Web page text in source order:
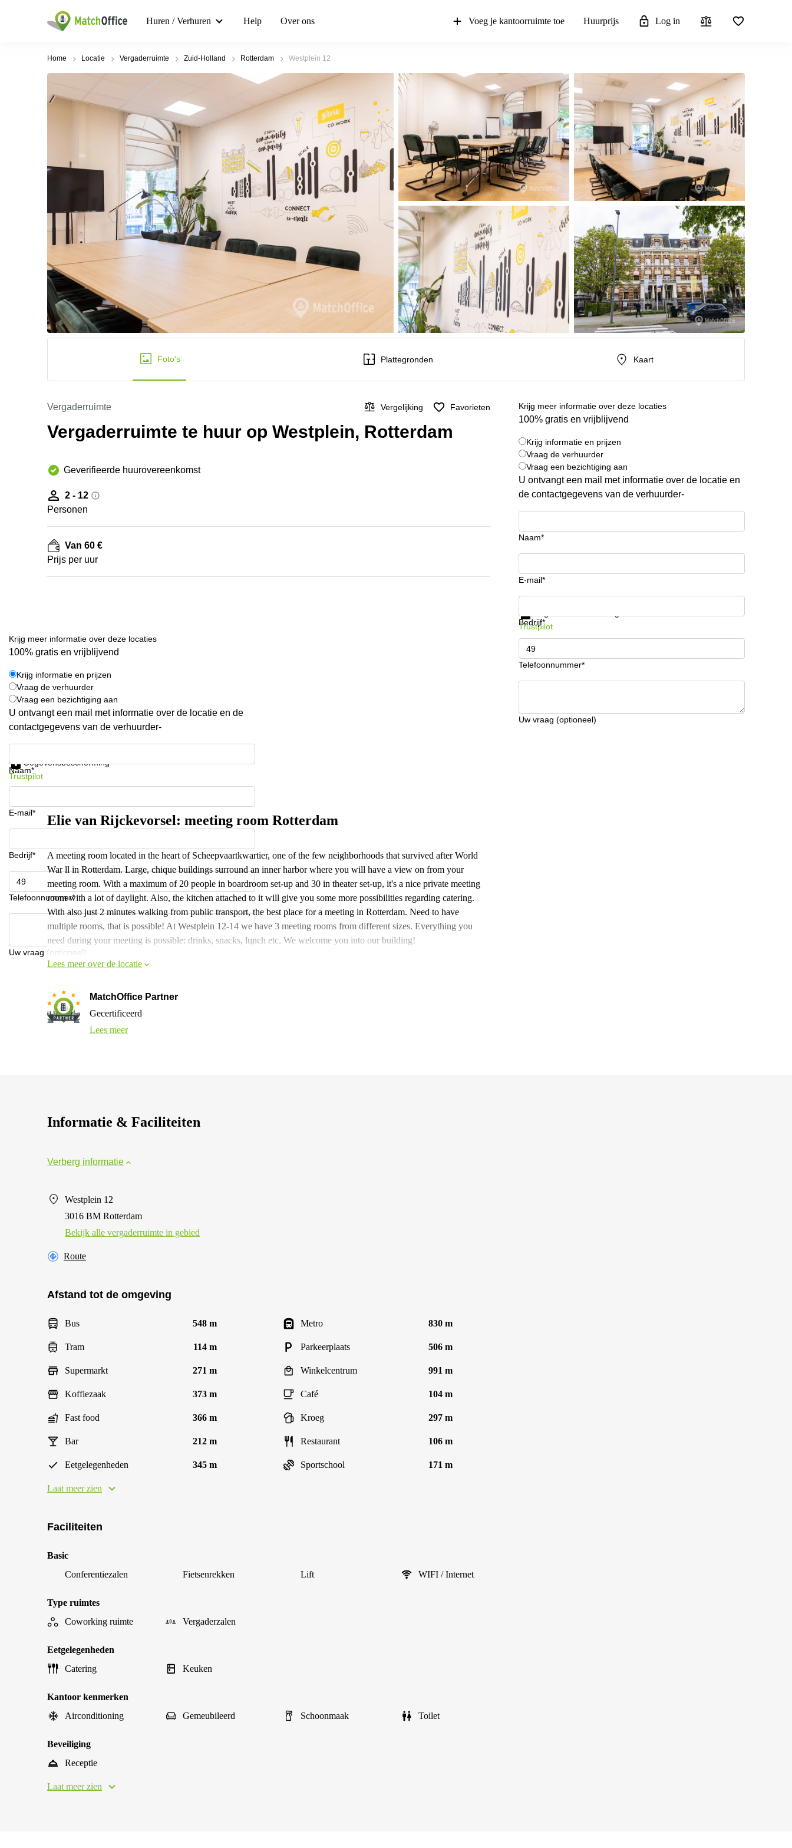
Huren / Verhuren Help Over ons Voeg je kantoorruimte toe Huurprijs Log in
Home Locatie Vergaderruimte Zuid-Holland Rotterdam Westplein 12
Foto's Plattegronden Kaart
Vergaderruimte Vergelijking Favorieten
Vergaderruimte te huur op Westplein, Rotterdam
Geverifieerde huurovereenkomst
2 - 12
Personen
Van 60 €
Prijs per uur
Krijg meer informatie over deze locaties
100% gratis en vrijblijvend
Krijg informatie en prijzen
Vraag de verhuurder
Vraag een bezichtiging aan
U ontvangt een mail met informatie over de locatie en
de contactgegevens van de verhuurder-
Naam*
E-mail*
Bedrijf*
Telefoonnummer*
Uw vraag (optioneel)
Krijg informatie en prijzen
Trustpilot
Krijg meer informatie over deze locaties
100% gratis en vrijblijvend
Krijg informatie en prijzen
Vraag de verhuurder
Vraag een bezichtiging aan
U ontvangt een mail met informatie over de locatie en de
contactgegevens van de verhuurder-
Naam*
E-mail*
Bedrijf*
Telefoonnummer*
Uw vraag (optioneel)
Gegevensbescherming
Trustpilot
Elie van Rijckevorsel: meeting room Rotterdam
A meeting room located in the heart of Scheepvaartkwartier, one of the few neighborhoods that survived after World
War ll in Rotterdam. Large, chique buildings surround an inner harbor where you will have a view on from your
meeting room. With a maximum of 20 people in boardroom set-up and 30 in theater set-up, it's a nice private meeting
room with a lot of daylight. Also, the kitchen attached to it will give you some more possibilities regarding catering.
With also just 2 minutes walking from public transport, the best place for a meeting in Rotterdam. Need to have
multiple rooms, that is possible! At Westplein 12-14 we have 3 meeting rooms from different sizes. Everything you
need during your meeting is possible: drinks, snacks, lunch etc. We welcome you into our building!
Lees meer over de locatie
MatchOffice Partner
Gecertificeerd
Lees meer
Informatie & Faciliteiten
Verberg informatie
Westplein 12
3016 BM Rotterdam
Bekijk alle vergaderruimte in gebied
Route
Afstand tot de omgeving
Bus 548 m Metro 830 m
Tram 114 m Parkeerplaats 506 m
Supermarkt 271 m Winkelcentrum 991 m
Koffiezaak 373 m Café 104 m
Fast food 366 m Kroeg 297 m
Bar 212 m Restaurant 106 m
Eetgelegenheden 345 m Sportschool 171 m
Laat meer zien
Faciliteiten
Basic
Conferentiezalen
Fietsenrekken Lift WIFI / Internet
Type ruimtes
Coworking ruimte
Vergaderzalen
Eetgelegenheden
Catering
Keuken
Kantoor kenmerken
Airconditioning
Gemeubileerd Schoonmaak Toilet
Beveiliging
Receptie
Laat meer zien